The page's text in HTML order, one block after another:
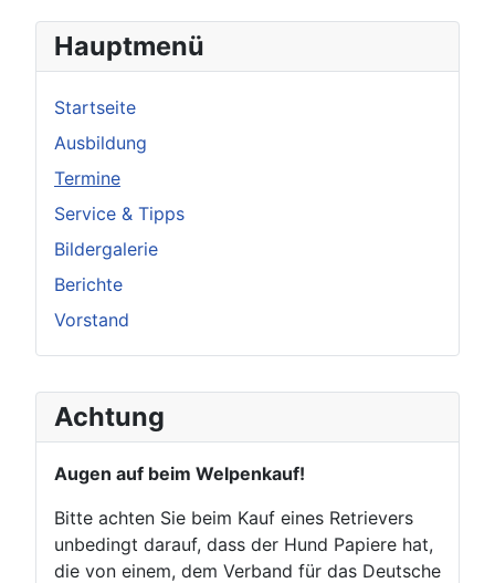
Achtung
Augen auf beim Welpenkauf!
Bitte achten Sie beim Kauf eines Retrievers
unbedingt darauf, dass der Hund Papiere hat,
die von einem, dem Verband für das Deutsche
Hauptmenü
Startseite
Ausbildung
Termine
Service & Tipps
Bildergalerie
Berichte
Vorstand